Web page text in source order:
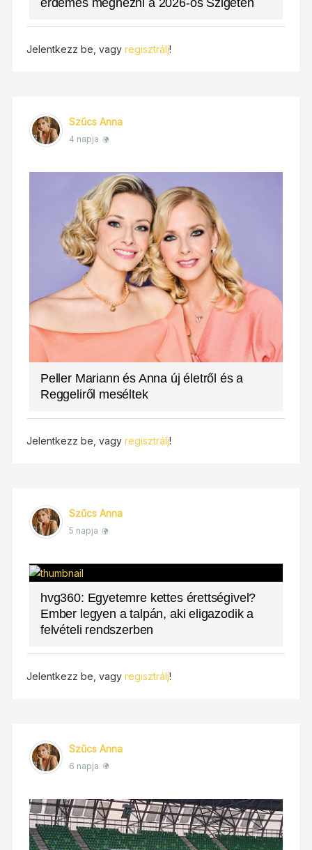
érdemes megnézni a 2026-os Szigeten
Jelentkezz be, vagy regisztrálj!
Szűcs Anna
4 napja
Peller Mariann és Anna új életről és a
Reggeliről meséltek
Jelentkezz be, vagy regisztrálj!
Szűcs Anna
5 napja
hvg360: Egyetemre kettes érettségivel?
Ember legyen a talpán, aki eligazodik a
felvételi rendszerben
Jelentkezz be, vagy regisztrálj!
Szűcs Anna
6 napja